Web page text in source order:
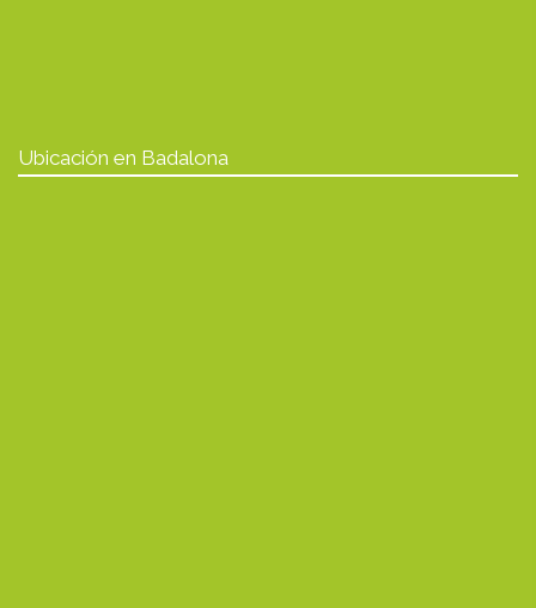
Ubicación en Badalona